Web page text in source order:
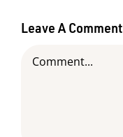
Leave A Comment
Comment